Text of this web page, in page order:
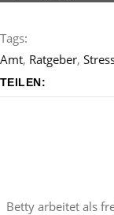
Tags:
Amt, Ratgeber,
TEILEN:
Betty arbeitet als